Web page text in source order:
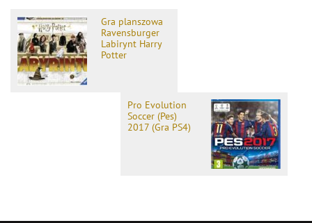
Gra planszowa
Ravensburger
Labirynt Harry
Potter
Pro Evolution
Soccer (Pes)
2017 (Gra PS4)